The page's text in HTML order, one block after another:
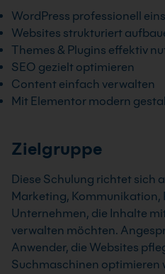
WordPress professionell
Websites strukturiert
Themes & Plugins effektiv
SEO gezielt optimieren
Content einfach verwalten
Mit Elementor modern
Zielgruppe
Diese Schulung richtet sich
Marketing, Kommunikation,
Unternehmen, die Inhalte
verwalten möchten.
Anwender, die Websites
Suchmaschinen optimieren